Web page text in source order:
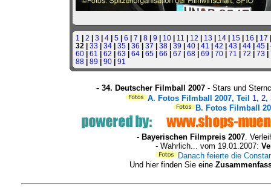
1 | 2 | 3 | 4 | 5 | 6 | 7 | 8 | 9 | 10 | 11 | 12 | 13 | 14 | 15 | 16 | 17
32 | 33 | 34 | 35 | 36 | 37 | 38 | 39 | 40 | 41 | 42 | 43 | 44 | 45 |
60 | 61 | 62 | 63 | 64 | 65 | 66 | 67 | 68 | 69 | 70 | 71 | 72 | 73 |
88 | 89 | 90 | 91
- 34. Deutscher Filmball 2007- Stars und
A. Fotos Filmball 2007, Teil 1, 2,
B. Fotos Filmball
- Bayerischen Filmpreis 2007.
- Wahrlich... vom 19.01.2007:
Danach feierte die
Und hier finden Sie eine